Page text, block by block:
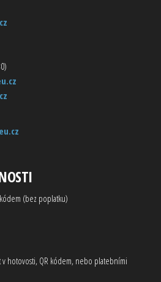
(bez poplatku)
hotovosti, QR kódem, nebo platebními